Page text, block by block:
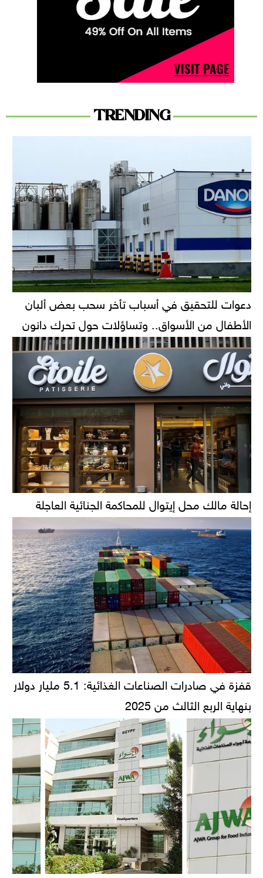
TRENDING
دعوات للتحقيق في أسباب تأخر سحب بعض ألبان
الأطفال من الأسواق.. وتساؤلات حول تحرك دانون
إحالة مالك محل إيتوال للمحاكمة الجنائية العاجلة
قفزة في صادرات الصناعات الغذائية: 5.1 مليار دولار
بنهاية الربع الثالث من 2025